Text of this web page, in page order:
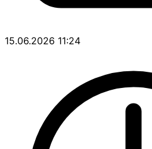
15.06.2026 11:24